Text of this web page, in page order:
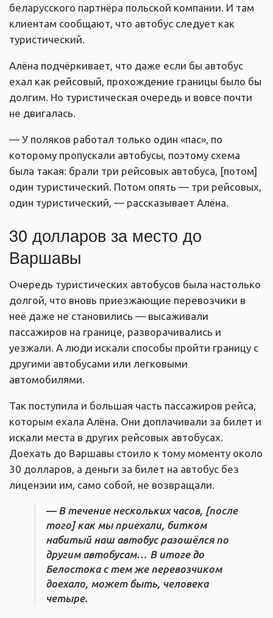
беларусского партнёра польской компании. И там
клиентам сообщают, что автобус следует как
туристический.
Алёна подчёркивает, что даже если бы автобус
ехал как рейсовый, прохождение границы было бы
долгим. Но туристическая очередь и вовсе почти
не двигалась.
— У поляков работал только один «пас», по
которому пропускали автобусы, поэтому схема
была такая: брали три рейсовых автобуса, [потом]
один туристический. Потом опять — три рейсовых,
один туристический, — рассказывает Алёна.
30 долларов за место до
Варшавы
Очередь туристических автобусов была настолько
долгой, что вновь приезжающие перевозчики в
неё даже не становились — высаживали
пассажиров на границе, разворачивались и
уезжали. А люди искали способы пройти границу с
другими автобусами или легковыми
автомобилями.
Так поступила и большая часть пассажиров рейса,
которым ехала Алёна. Они доплачивали за билет и
искали места в других рейсовых автобусах.
Доехать до Варшавы стоило к тому моменту около
30 долларов, а деньги за билет на автобус без
лицензии им, само собой, не возвращали.
— В течение нескольких часов, [после
того] как мы приехали, битком
набитый наш автобус разошёлся по
другим автобусам… В итоге до
Белостока с тем же перевозчиком
доехало, может быть, человека
четыре.